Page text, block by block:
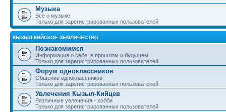
Музыка
Всё о музыке.
Только для зарегистрированных пользователей
КЫЗЫЛ-КИЙСКОЕ ЗЕМЛЯЧЕСТВО
Познакомимся
Информация о себе, в прошлом и будущем
Только для зарегистрированных пользователей
Форум одноклассников
Общение одноклассников
Только для зарегистрированных пользователей
Увлечения Кызыл-Кийцев
Различные увлечения - хобби
Только для зарегистрированных пользователей